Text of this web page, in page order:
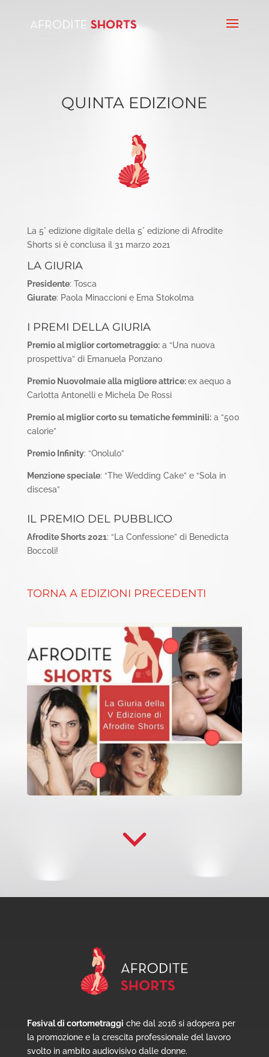
QUINTA EDIZIONE
La 5° edizione digitale della 5° edizione di Afrodite
Shorts si è conclusa il 31 marzo 2021
LA GIURIA
Presidente: Tosca
Giurate: Paola Minaccioni e Ema Stokolma
I PREMI DELLA GIURIA
Premio al miglior cortometraggio:a “Una nuova
prospettiva” di Emanuela Ponzano
Premio NuovoImaie alla migliore attrice:ex aequo a
Carlotta Antonelli e Michela De Rossi
Premio al miglior corto su tematiche femminili:a “500
calorie”
Premio Infinity: “Onolulo”
Menzione speciale: “The Wedding Cake” e “Sola in
discesa”
IL PREMIO DEL PUBBLICO
Afrodite Shorts 2021: “La Confessione” di Benedicta
Boccoli!
TORNA A EDIZIONI PRECEDENTI
Fesival di cortometraggi che dal 2016 si adopera per
la promozione e la crescita professionale del lavoro
svolto in ambito audiovisivo dalle donne.